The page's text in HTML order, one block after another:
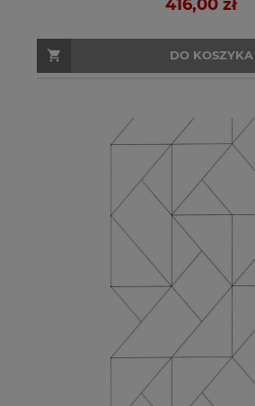
416,00 zł
DO KOSZYKA